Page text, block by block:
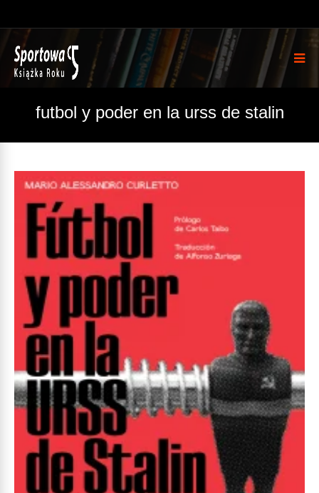
futbol y poder en la urss de stalin